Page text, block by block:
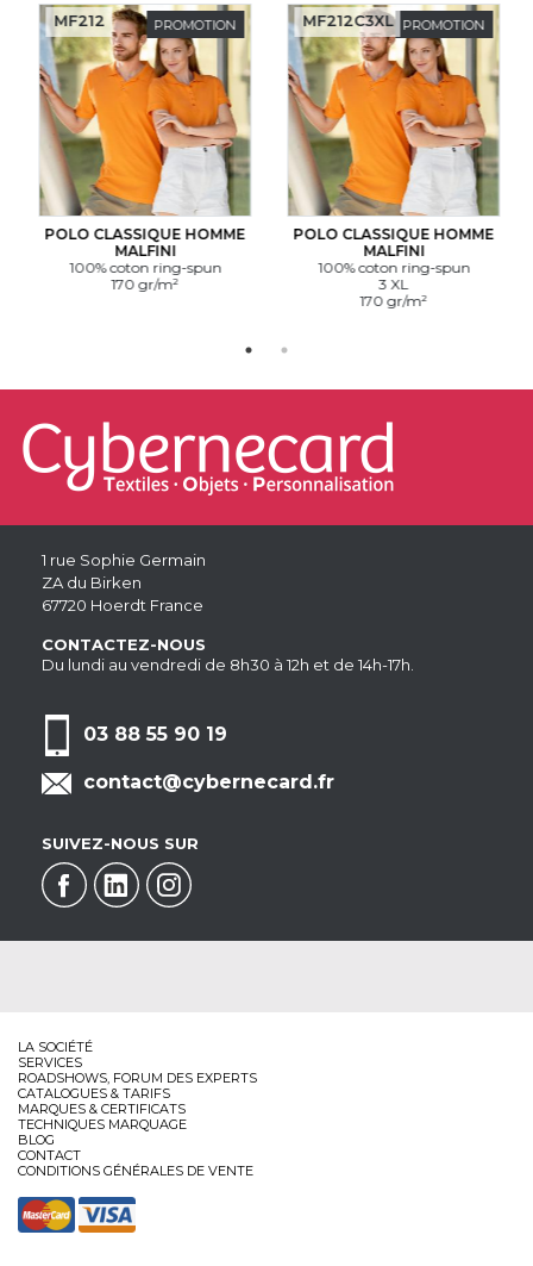
PROMOTION
POLO CLASSIQUE HOMME
MALFINI
100% coton ring-spun
170 gr/m²
MF212 PROMOTION
POLO CLASSIQUE HOMME
MALFINI
100% coton ring-spun
3 XL
170 gr/m²
MF212C3XL
1 rue Sophie Germain
ZA du Birken
67720 Hoerdt France
CONTACTEZ-NOUS
Du lundi au vendredi de 8h30 à 12h et de 14h-17h.
03 88 55 90 19
contact@cybernecard.fr
SUIVEZ-NOUS SUR
LA SOCIÉTÉ
SERVICES
ROADSHOWS, FORUM DES EXPERTS
CATALOGUES & TARIFS
MARQUES & CERTIFICATS
TECHNIQUES MARQUAGE
BLOG
CONTACT
CONDITIONS GÉNÉRALES DE VENTE